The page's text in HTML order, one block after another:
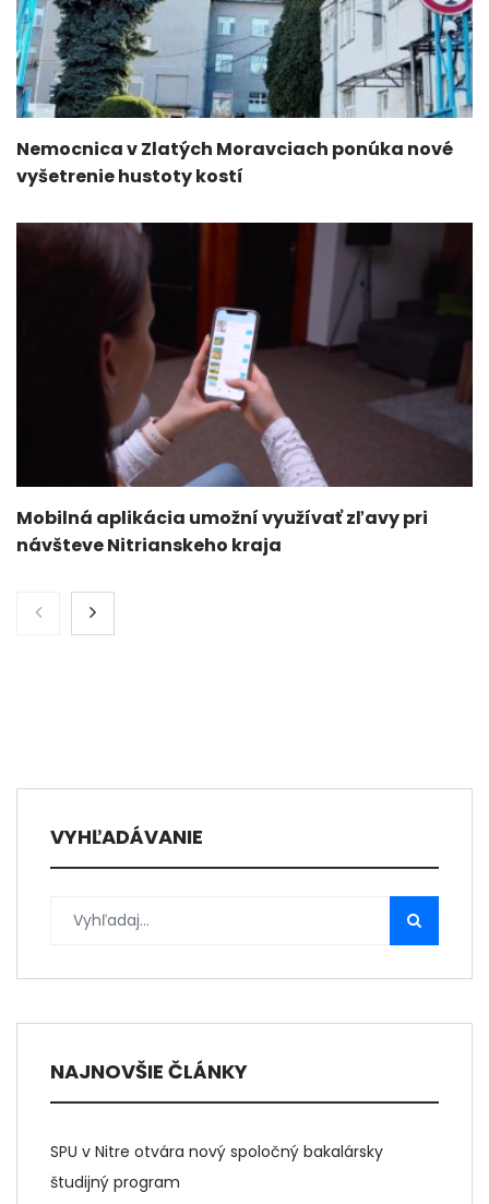
Nemocnica v Zlatých Moravciach ponúka nové
vyšetrenie hustoty kostí
Mobilná aplikácia umožní využívať zľavy pri
návšteve Nitrianskeho kraja
VYHĽADÁVANIE
NAJNOVŠIE ČLÁNKY
SPU v Nitre otvára nový spoločný bakalársky
študijný program